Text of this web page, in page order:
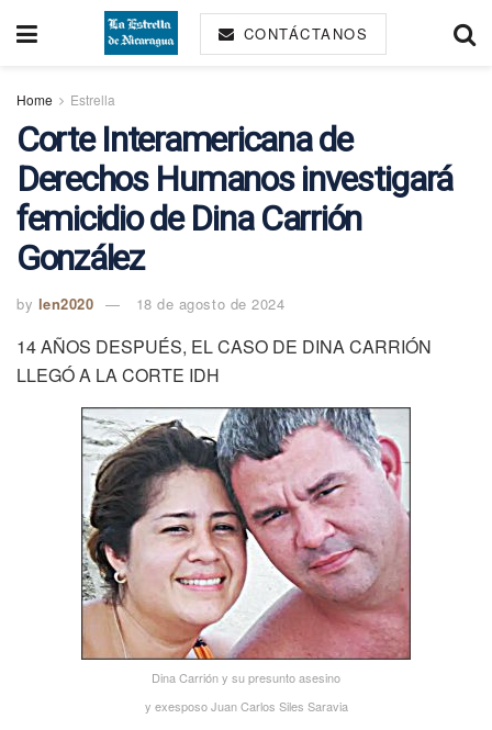
CONTÁCTANOS
Home Estrella
Corte Interamericana de
Derechos Humanos investigará
femicidio de Dina Carrión
González
by len2020 18 de agosto de 2024
14 AÑOS DESPUÉS, EL CASO DE DINA CARRIÓN
LLEGÓ A LA CORTE IDH
Dina Carrión y su presunto asesino
y exesposo Juan Carlos Siles Saravia